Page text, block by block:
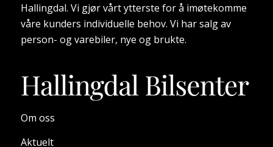
Hallingdal. Vi gjør vårt ytterste for å imøtekomme
våre kunders individuelle behov. Vi har salg av
person- og varebiler, nye og brukte.
Om oss
Aktuelt